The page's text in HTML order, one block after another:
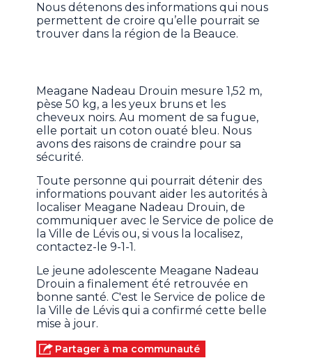
Nous détenons des informations qui nous
permettent de croire qu’elle pourrait se
trouver dans la région de la Beauce.
Meagane Nadeau Drouin mesure 1,52 m,
pèse 50 kg, a les yeux bruns et les
cheveux noirs. Au moment de sa fugue,
elle portait un coton ouaté bleu. Nous
avons des raisons de craindre pour sa
sécurité.
Toute personne qui pourrait détenir des
informations pouvant aider les autorités à
localiser Meagane Nadeau Drouin, de
communiquer avec le Service de police de
la Ville de Lévis ou, si vous la localisez,
contactez-le 9-1-1.
Le jeune adolescente Meagane Nadeau
Drouin a finalement été retrouvée en
bonne santé. C'est le Service de police de
la Ville de Lévis qui a confirmé cette belle
mise à jour.
Partager à ma communauté